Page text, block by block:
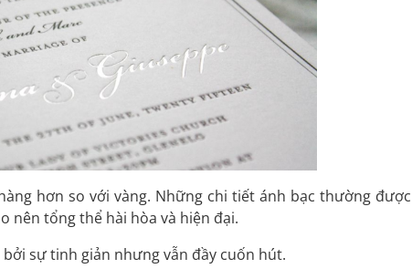
hơn so với vàng. Những chi tiết ánh bạc thường được
nên tổng thể hài hòa và hiện đại.
sự tinh giản nhưng vẫn đầy cuốn hút.